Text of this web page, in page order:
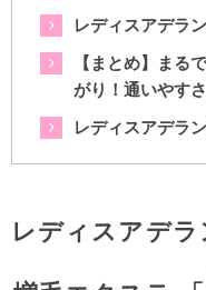
レディスアデラ
【まとめ】まる
がり！通いやす
レディスアデラ
レディスアデ